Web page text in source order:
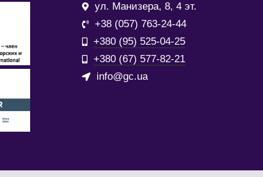
ул. Манизера, 8, 4 эт.
+38 (057) 763-24-44
+380 (95) 525-04-25
+380 (67) 577-82-21
info@gc.ua